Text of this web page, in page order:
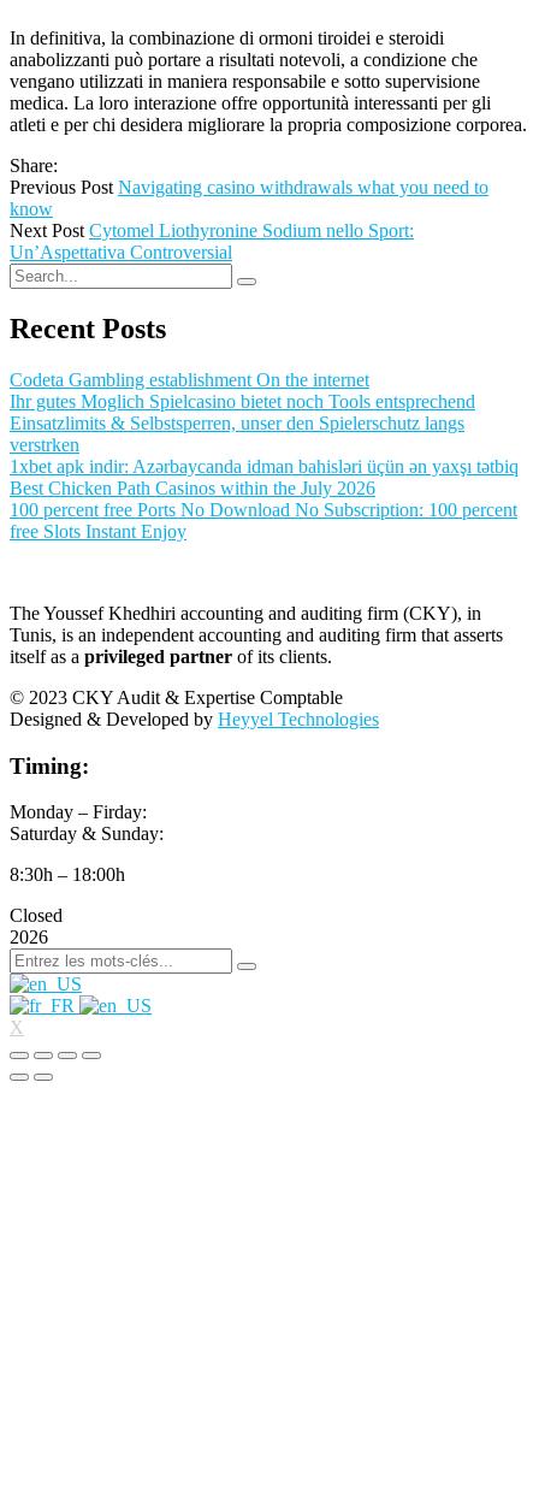
In definitiva, la combinazione di ormoni tiroidei e steroidi
anabolizzanti può portare a risultati notevoli, a condizione che
vengano utilizzati in maniera responsabile e sotto supervisione
medica. La loro interazione offre opportunità interessanti per gli
atleti e per chi desidera migliorare la propria composizione corporea.
Share:
Previous Post Navigating casino withdrawals what you need to
know
Next Post Cytomel Liothyronine Sodium nello Sport:
Un’Aspettativa Controversial
Recent Posts
Codeta Gambling establishment On the internet
Ihr gutes Moglich Spielcasino bietet noch Tools entsprechend
Einsatzlimits & Selbstsperren, unser den Spielerschutz langs
verstrken
1xbet apk indir: Azərbaycanda idman bahisləri üçün ən yaxşı tətbiq
Best Chicken Path Casinos within the July 2026
100 percent free Ports No Download No Subscription: 100 percent
free Slots Instant Enjoy
The Youssef Khedhiri accounting and auditing firm (CKY), in
Tunis, is an independent accounting and auditing firm that asserts
itself as a privileged partner of its clients.
© 2023 CKY Audit & Expertise Comptable
Designed & Developed by Heyyel Technologies
Timing:
Monday – Firday:
Saturday & Sunday:
8:30h – 18:00h
Closed
2026
X